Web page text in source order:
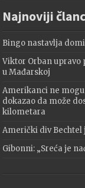
Najnoviji
Bingo nastavlja
Viktor Orban
u Mađarskoj
Amerikanci ne
dokazao da može
kilometara
Američki div Bechtel
Gibonni: „Sreća je